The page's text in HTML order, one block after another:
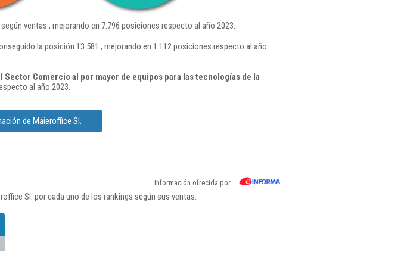
según ventas , mejorando en 7.796 posiciones respecto al año 2023.
la posición 13.581 , mejorando en 1.112 posiciones respecto al año
Sector Comercio al por mayor de equipos para las tecnologías de la
al año 2023.
de Maieroffice Sl.
Información ofrecida por
Sl. por cada uno de los rankings según sus ventas: